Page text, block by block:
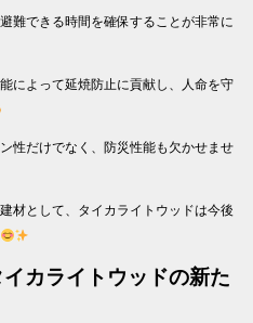
難できる時間を確保することが非常に
によって延焼防止に貢献し、人命を守
性だけでなく、防災性能も欠かせませ
材として、タイカライトウッドは今後
カライトウッドの新た